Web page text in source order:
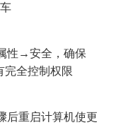
性→安全，确保
完全控制权限
后重启计算机使更